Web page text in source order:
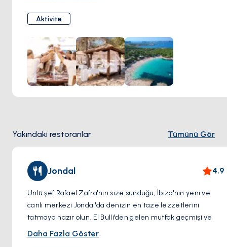
masaj hizmetleri sunmaktadır.
Yemek konusunda Cala Bassa Beach Club adadaki en
kaliteli mutfaklardan bazılarına sahiptir. Klasik Akdeniz
yemekleri her zaman favori olsa da, kulüpte enfes suşi
yapımında 25 yıllık deneyime sahip şefler de bulunuyor.
İbiza'nın batı kıyısında yer alan burası bir mutfak ve
dinlenme cennetidir.
Aktivite
Yakındaki restoranlar Tümünü Gör
Jondal 4.9
Ünlü şef Rafael Zafra'nın size sunduğu, İbiza'nın yeni ve
canlı merkezi Jondal'da denizin en taze lezzetlerini
tatmaya hazır olun. El Bulli'den gelen mutfak geçmişi ve
Estimar restoranlarının başarısıyla Jondal, unutulmaz bir
Daha Fazla Göster